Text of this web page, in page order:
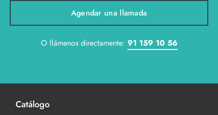
Agendar una llamada
O llámenos directamente: 91 159 10 56
Catálogo